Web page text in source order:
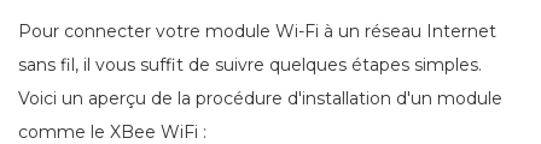
Pour connecter votre module Wi-Fi à un réseau Internet
sans fil, il vous suffit de suivre quelques étapes simples.
Voici un aperçu de la procédure d'installation d'un module
comme le XBee WiFi :